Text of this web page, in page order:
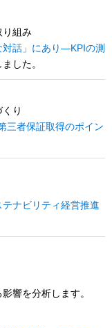
り組み
対話」にあり―KPIの測
した。
り
三者保証取得のポイン
ナビリティ経営推進
響を分析します。